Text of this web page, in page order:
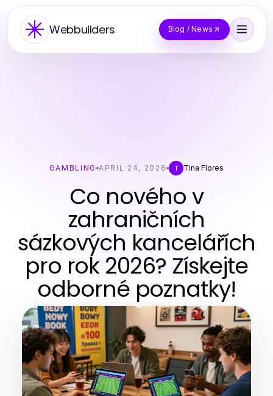
Webbuilders Blog / News
GAMBLING APRIL 24, 2026 T Tina Flores
Co nového v
zahraničních
sázkových kancelářích
pro rok 2026? Získejte
odborné poznatky!